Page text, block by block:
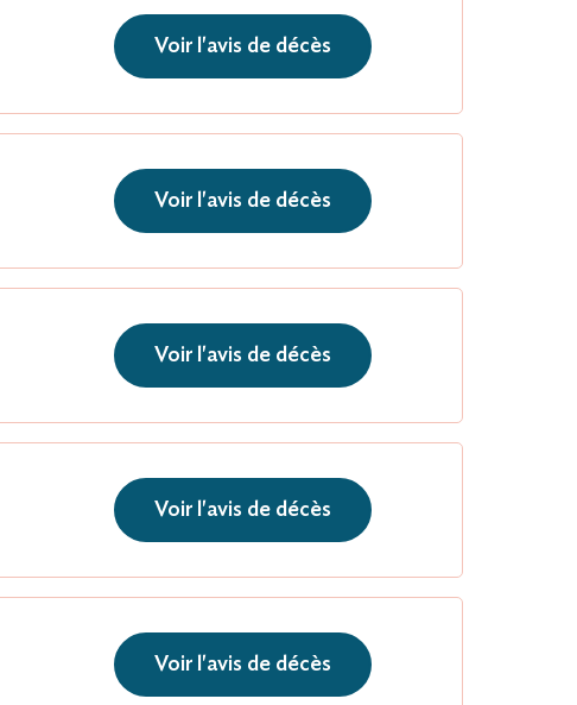
Voir l'avis de décès
Voir l'avis de décès
Voir l'avis de décès
Voir l'avis de décès
Voir l'avis de décès